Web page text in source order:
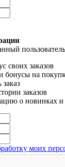
своих заказов
бонусы на
заказов
о новинках и
моих